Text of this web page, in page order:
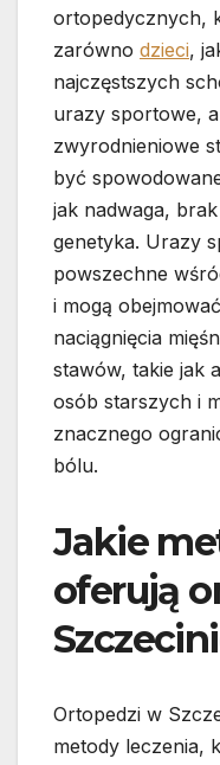
ortopedycznych,
zarówno dzieci,
najczęstszych
urazy sportowe,
zwyrodnieniowe
być
jak nadwaga,
genetyka. Urazy
powszechne
i mogą
naciągnięcia
stawów, takie jak
osób starszych i
znacznego
bólu.
Jakie
oferują
Ortopedzi w
metody leczenia,